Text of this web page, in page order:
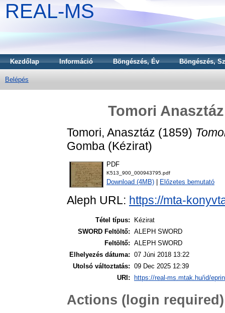
REAL-MS
Kezdőlap Információ Böngészés, Év Böngészés,
Belépés
Tomori
Tomori, Anasztáz (1859)
Gomba (Kézirat)
PDF
K513_900_000943795.pdf
Download (4MB) Előzetes bemutató
Aleph URL: https://mta-
Tétel típus:
Kézirat
SWORD Feltöltő: ALEPH SWORD
Feltöltő: ALEPH SWORD
Elhelyezés dátuma: 07 Júni 2018 13:22
Utolsó változtatás: 09 Dec 2025 12:39
URI:
https://real-ms.mtak.hu/id/
Actions (login required)